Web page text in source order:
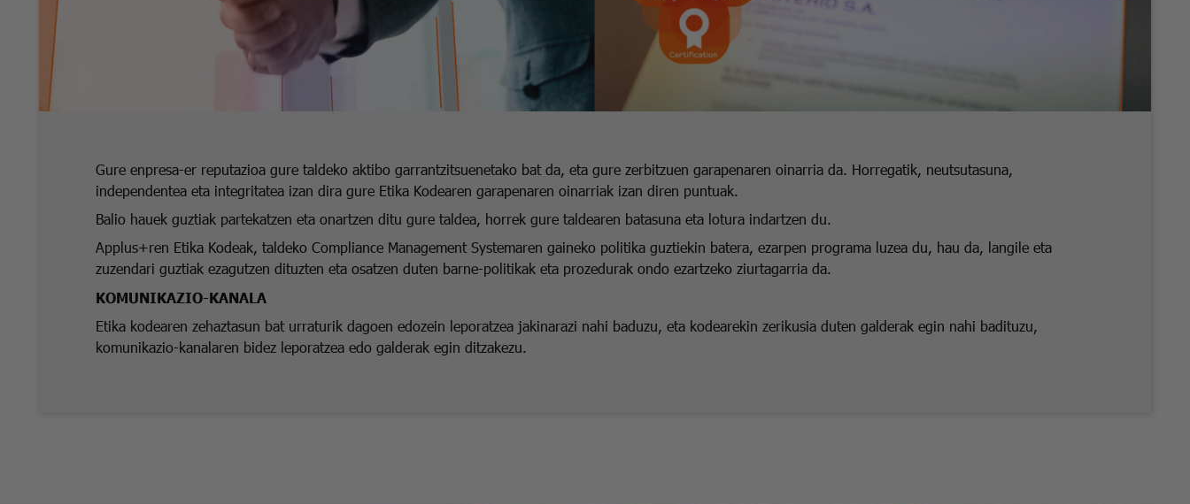
Gure enpresa-er reputazioa gure taldeko aktibo garrantzitsuenetako bat da, eta gure zerbitzuen garapenaren oinarria da. Horregatik, neutsutasuna,
independentea eta integritatea izan dira gure Etika Kodearen garapenaren oinarriak izan diren puntuak.
Balio hauek guztiak partekatzen eta onartzen ditu gure taldea, horrek gure taldearen batasuna eta lotura indartzen du.
Applus+ren Etika Kodeak, taldeko Compliance Management Systemaren gaineko politika guztiekin batera, ezarpen programa luzea du, hau da, langile eta
zuzendari guztiak ezagutzen dituzten eta osatzen duten barne-politikak eta prozedurak ondo ezartzeko ziurtagarria da.
KOMUNIKAZIO-KANALA
Etika kodearen zehaztasun bat urraturik dagoen edozein leporatzea jakinarazi nahi baduzu, eta kodearekin zerikusia duten galderak egin nahi badituzu,
komunikazio-kanalaren bidez leporatzea edo galderak egin ditzakezu.